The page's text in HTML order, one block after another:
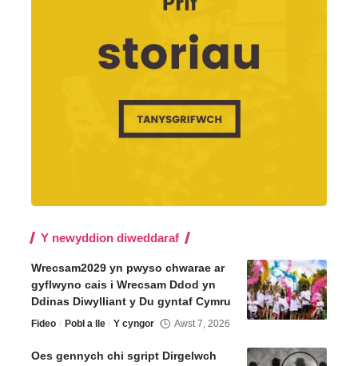
Y newyddion diweddaraf
Wrecsam2029 yn pwyso chwarae ar
gyflwyno cais i Wrecsam Ddod yn
Ddinas Diwylliant y Du gyntaf Cymru
Fideo Pobl a lle Y cyngor Awst 7, 2026
Oes gennych chi sgript Dirgelwch